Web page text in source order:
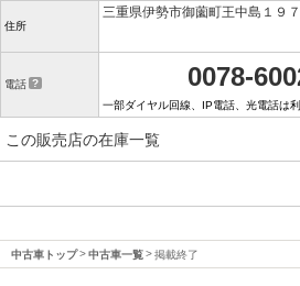
住所
三重県伊勢市御薗町王中島１９
電話 0078-
一部ダイヤル回線、IP電話、光電話は
この販売店の在庫一覧
中古車トップ 中古車一覧 掲載終了